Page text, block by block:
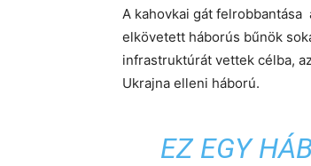
A kahovkai gát felrobbantása
elkövetett háborús bűnök
infrastruktúrát vettek célba,
Ukrajna elleni háború.
EZ EGY